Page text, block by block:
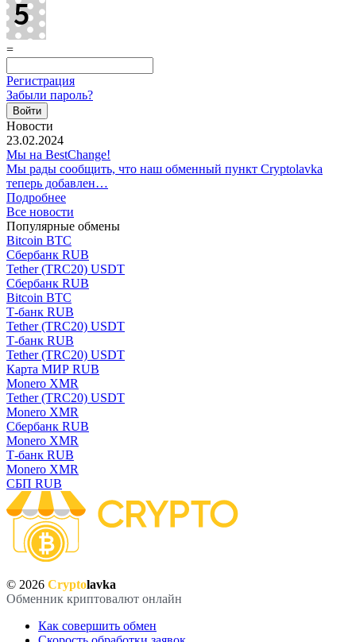
=
Регистрация
Забыли пароль?
Новости
23.02.2024
Мы на BestChange!
Мы рады сообщить, что наш обменный пункт Cryptolavka
теперь добавлен…
Подробнее
Все новости
Популярные обмены
Bitcoin BTC
Сбербанк RUB
Tether (TRC20) USDT
Сбербанк RUB
Bitcoin BTC
Т-банк RUB
Tether (TRC20) USDT
Т-банк RUB
Tether (TRC20) USDT
Карта МИР RUB
Monero XMR
Tether (TRC20) USDT
Monero XMR
Сбербанк RUB
Monero XMR
Т-банк RUB
Monero XMR
СБП RUB
© 2026 Cryptolavka
Обменник криптовалют онлайн
Как совершить обмен